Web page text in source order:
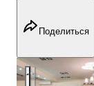
Поделиться
Интерьер